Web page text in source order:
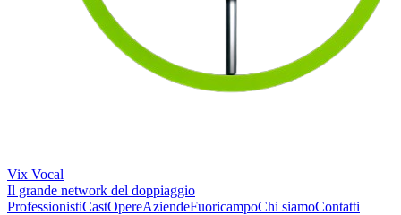
Vix Vocal
Il grande network del doppiaggio
ProfessionistiCastOpereAziendeFuoricampoChi siamoContatti